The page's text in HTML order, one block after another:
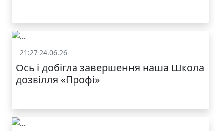
21:27 24.06.26
Ось і добігла завершення наша Школа
дозвілля «Профі»